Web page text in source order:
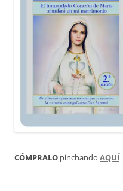
CÓMPRALO pinchando AQUÍ